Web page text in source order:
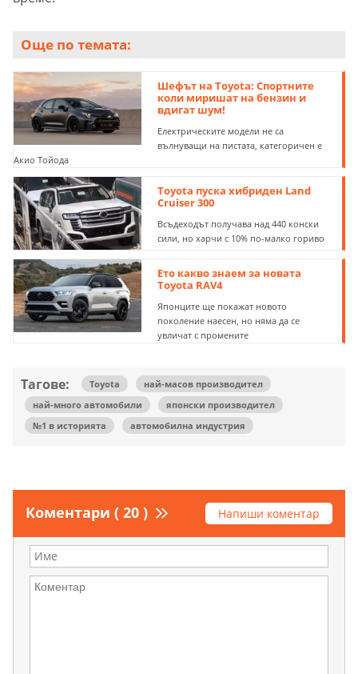
Още по темата:
Шефът на Toyota: Спортните
коли миришат на бензин и
вдигат шум!
Електрическите модели не са
вълнуващи на пистата, категоричен е
Акио Тойода
Toyota пуска хибриден Land
Cruiser 300
Всъдеходът получава над 440 конски
сили, но харчи с 10% по-малко гориво
Ето какво знаем за новата
Toyota RAV4
Японците ще покажат новото
поколение наесен, но няма да се
увличат с промените
Тагове: Toyota
най-масов производител
най-много автомобили
японски производител
№1 в историята
автомобилна индустрия
Коментари ( 20 ) Напиши коментар